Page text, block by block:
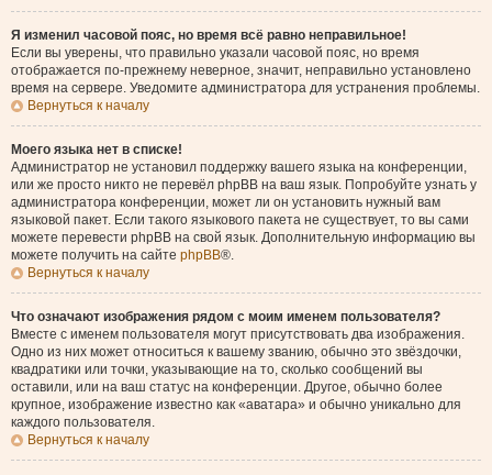
Я изменил часовой пояс, но время всё равно неправильное!
Если вы уверены, что правильно указали часовой пояс, но время
отображается по-прежнему неверное, значит, неправильно установлено
время на сервере. Уведомите администратора для устранения проблемы.
Вернуться к началу
Моего языка нет в списке!
Администратор не установил поддержку вашего языка на конференции,
или же просто никто не перевёл phpBB на ваш язык. Попробуйте узнать у
администратора конференции, может ли он установить нужный вам
языковой пакет. Если такого языкового пакета не существует, то вы сами
можете перевести phpBB на свой язык. Дополнительную информацию вы
можете получить на сайте phpBB®.
Вернуться к началу
Что означают изображения рядом с моим именем пользователя?
Вместе с именем пользователя могут присутствовать два изображения.
Одно из них может относиться к вашему званию, обычно это звёздочки,
квадратики или точки, указывающие на то, сколько сообщений вы
оставили, или на ваш статус на конференции. Другое, обычно более
крупное, изображение известно как «аватара» и обычно уникально для
каждого пользователя.
Вернуться к началу